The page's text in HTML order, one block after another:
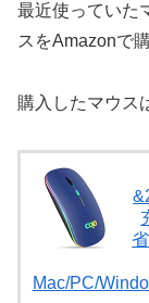
最近使っていた
スをAmazonで
購入したマウス
Mac/PC/